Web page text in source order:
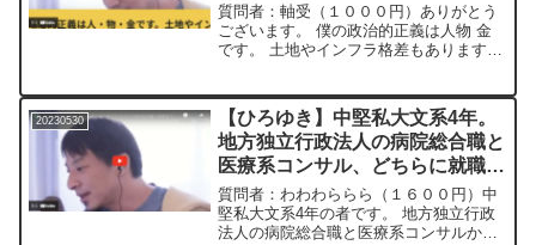
質問者：軸受（１０００円）ありがとう
ございます。 僕の政治的正義は人物 金
です。 土地やインフラ格差もありますが
を上げれば解決するのに政治家がしない
のは何故ですか? ...
20230530
【ひろゆき】中堅私大文系4年。
地方独立行政法人の病院総合職と
医療系コンサル、どちらに就職す
るか迷ってますー ひろゆき切り
抜き 20230530
質問者：わわわららら（１６００円）中
堅私大文系4年の者です。 地方独立行政
法人の病院総合職と医療系コンサルから